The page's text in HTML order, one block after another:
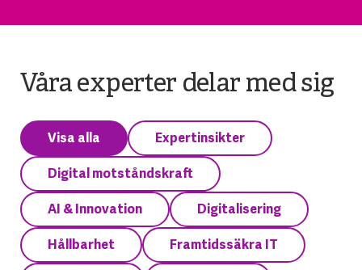
Våra experter delar med sig
Visa alla Expertinsikter
Digital motståndskraft
AI & Innovation Digitalisering
Hållbarhet Framtidssäkra IT